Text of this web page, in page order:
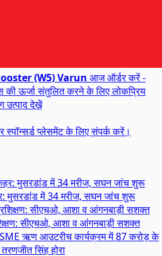
(W5) Varun आज ऑर्डर करें -
ऊर्जा संतुलित करने के लिए लोकप्रिय
उत्पाद देखें
स्पॉन्सर्ड प्लेसमेंट के लिए संपर्क करें।
मुसरडांड में 34 मरीज, सघन जांच शुरू
सीएचओ, आशा व आंगनबाड़ी सशक्त